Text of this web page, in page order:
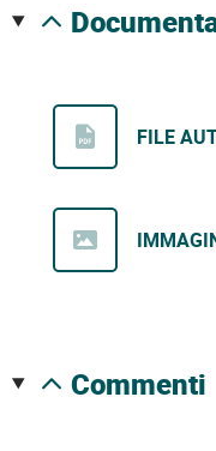
FILE
commenti